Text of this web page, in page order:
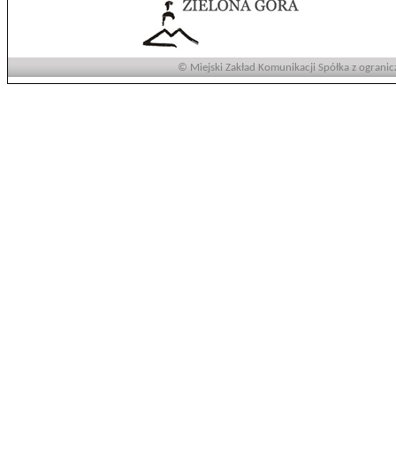
© Miejski Zakład Komunikacji Spółka z